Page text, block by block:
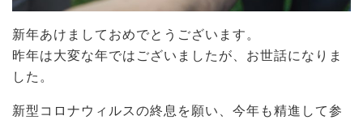
新年あけましておめでとうございます。
昨年は大変な年ではございましたが、お世話になりま
した。
新型コロナウィルスの終息を願い、今年も精進して参